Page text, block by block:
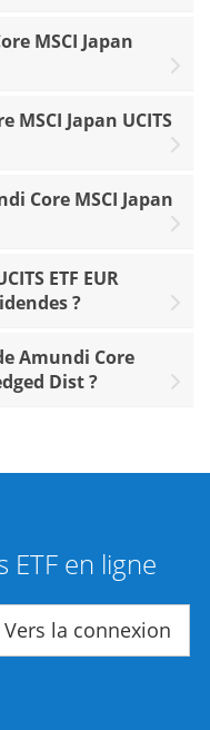
MSCI Japan
MSCI Japan UCITS
Core MSCI Japan
ETF EUR
?
Amundi Core
Dist ?
ETF en ligne
Vers la connexion